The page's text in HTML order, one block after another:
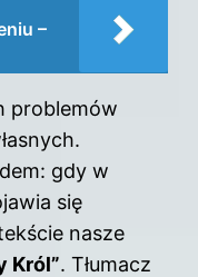
–
problemów
gdy w
się
nasze
Król”. Tłumacz